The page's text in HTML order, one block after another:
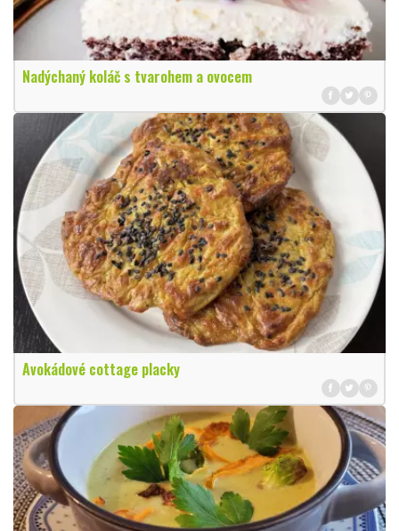
Nadýchaný koláč s tvarohem a ovocem
Avokádové cottage placky